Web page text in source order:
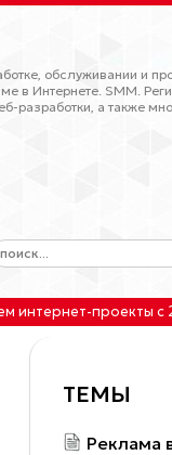
обслуживании и
в Интернете. SMM.
разработки, а также
интернет-проекты с
ТЕМЫ
Реклама